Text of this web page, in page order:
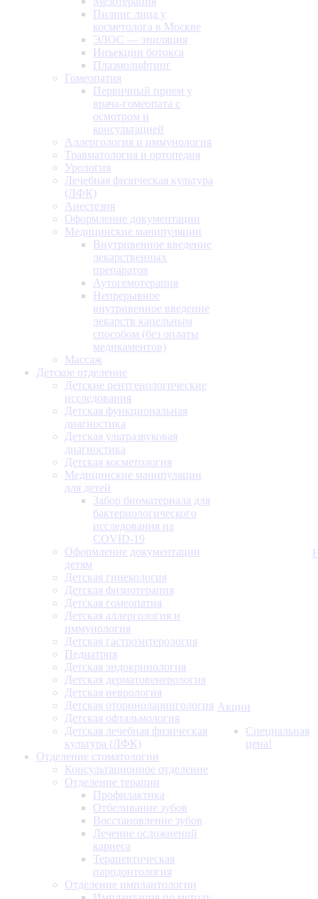
Пилинг лица у
косметолога в Москве
ЭЛОС — эпиляция
Инъекции ботокса
Плазмолифтинг
Гомеопатия
Первичный прием у
врача-гомеопата с
осмотром и
консультацией
Аллергология и иммунология
Травматология и ортопедия
Урология
Лечебная физическая культура
(ЛФК)
Анестезия
Оформление документации
Медицинские манипуляции
Внутривенное введение
лекарственных
препаратов
Аутогемотерапия
Непрерывное
внутривенное введение
лекарств капельным
способом (без оплаты
медикаментов)
Массаж
Детское отделение
Детские рентгенологические
исследования
Детская функциональная
диагностика
Детская ультразвуковая
диагностика
Детская косметология
Медицинские манипуляции
для детей
Забор биоматериала для
бактериологического
исследования на
COVID-19
Оформление документации
детям
Детская гинекология
Детская физиотерапия
Детская гомеопатия
Детская аллергология и
иммунология
Детская гастроэнтерология
Педиатрия
Детская эндокринология
Детская дерматовенерология
Детская неврология
Детская оториноларингология
Детская офтальмология
Детская лечебная физическая
культура (ЛФК)
Отделение стоматологии
Консультационное отделение
Отделение терапии
Профилактика
Отбеливание зубов
Восстановление зубов
Лечение осложнений
кариеса
Терапевтическая
пародонтология
Отделение имплантологии
Акции
Специальная
цена!